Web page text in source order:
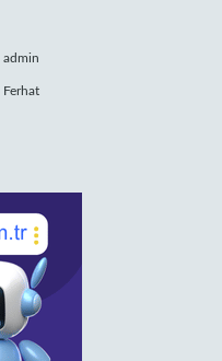
admin
Ferhat